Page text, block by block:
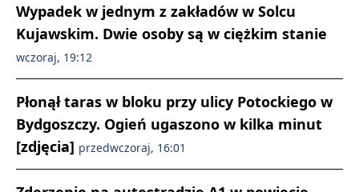
Wypadek w jednym z zakładów w Solcu
Kujawskim. Dwie osoby są w ciężkim stanie
wczoraj, 19:12
Płonął taras w bloku przy ulicy Potockiego w
Bydgoszczy. Ogień ugaszono w kilka minut
[zdjęcia] przedwczoraj, 16:01